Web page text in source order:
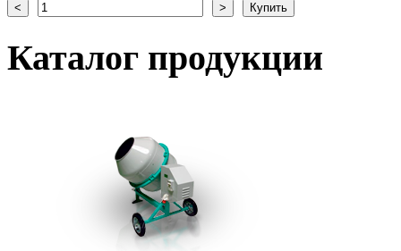
Каталог продукции